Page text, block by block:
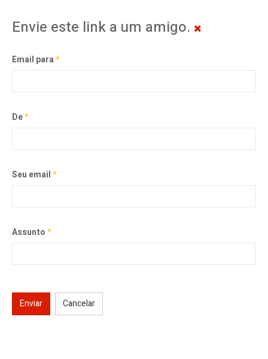
Envie este link a um amigo.
Email para*
De*
Seu email*
Assunto*
Enviar Cancelar